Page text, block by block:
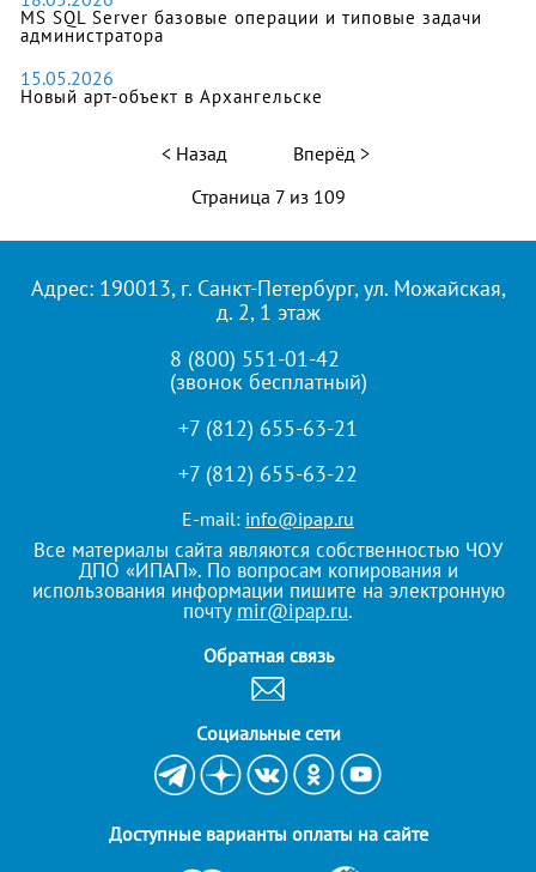
MS SQL Server базовые операции и типовые задачи
администратора
15.05.2026
Новый арт-объект в Архангельске
Назад
Вперёд
Страница 7 из 109
Адрес: 190013, г. Санкт-Петербург, ул. Можайская,
д. 2, 1 этаж
8 (800) 551-01-42
(звонок бесплатный)
+7 (812) 655-63-21
+7 (812) 655-63-22
E-mail: info@ipap.ru
Все материалы сайта являются собственностью ЧОУ
ДПО «ИПАП». По вопросам копирования и
использования информации пишите на электронную
почту mir@ipap.ru.
Обратная связь
Cоциальные сети
Доступные варианты оплаты на сайте